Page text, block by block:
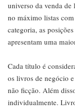
universo da venda
no máximo listas
categoria, as
apresentam uma
Cada título é
os livros de negócio
não ficção. Além
individualmente.